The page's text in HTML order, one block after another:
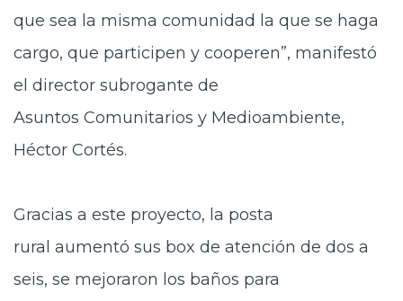
que sea la misma comunidad la que se haga
cargo, que participen y cooperen”, manifestó
el director subrogante de
Asuntos Comunitarios y Medioambiente,
Héctor Cortés.
Gracias a este proyecto, la posta
rural aumentó sus box de atención de dos a
seis, se mejoraron los baños para